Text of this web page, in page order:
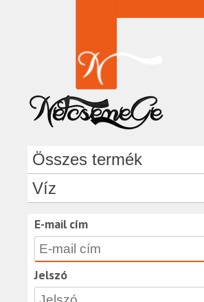
Összes termék
Víz
E-mail cím
Jelszó